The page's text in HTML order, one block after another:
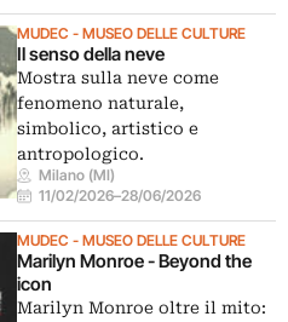
MUDEC - MUSEO DELLE CULTURE
Il senso della neve
Mostra sulla neve come
fenomeno naturale,
simbolico, artistico e
antropologico.
Milano (MI)
11/02/2026–28/06/2026
MUDEC - MUSEO DELLE CULTURE
Marilyn Monroe - Beyond the
icon
Marilyn Monroe oltre il mito: